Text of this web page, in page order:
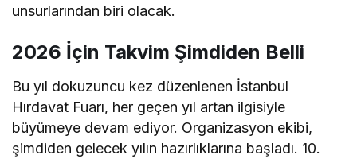
unsurlarından biri olacak.
2026 İçin Takvim Şimdiden Belli
Bu yıl dokuzuncu kez düzenlenen İstanbul
Hırdavat Fuarı, her geçen yıl artan ilgisiyle
büyümeye devam ediyor. Organizasyon ekibi,
şimdiden gelecek yılın hazırlıklarına başladı. 10.